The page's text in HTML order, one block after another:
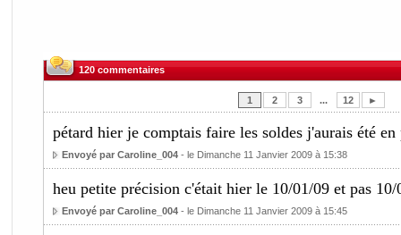
120 commentaires
1 2 3 ... 12 ►
pétard hier je comptais faire les soldes j'aurais été
Envoyé par Caroline_004- le Dimanche 11 Janvier 2009 à 15:38
heu petite précision c'était hier le 10/01/09 et pas 10/
Envoyé par Caroline_004- le Dimanche 11 Janvier 2009 à 15:45